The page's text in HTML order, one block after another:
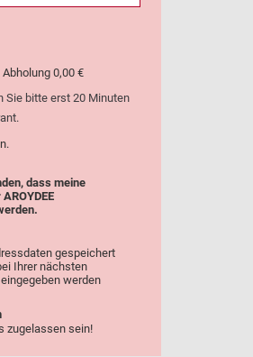
0,00 €
Sie bitte erst 20 Minuten
dass meine
gespeichert
Ihrer nächsten
werden
zugelassen sein!